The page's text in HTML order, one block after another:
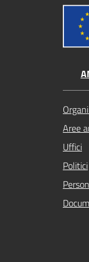
Aree
Uffici
Politici